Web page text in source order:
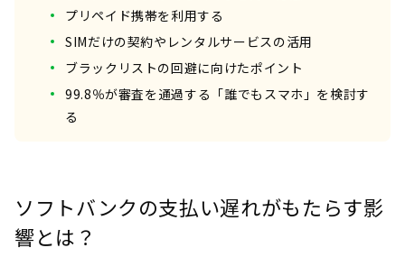
プリペイド携帯を利用する
SIMだけの契約やレンタルサービスの活用
ブラックリストの回避に向けたポイント
99.8％が審査を通過する「誰でもスマホ」を検討す
る
ソフトバンクの支払い遅れがもたらす影
響とは？